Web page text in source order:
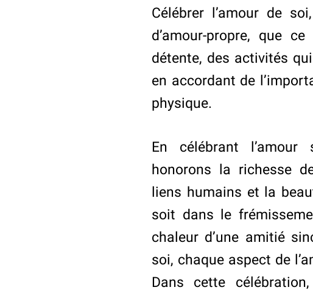
Célébrer l’amour de
d’amour-propre, que
détente, des activités
en accordant de
physique.
En célébrant
honorons la richesse
liens humains et la
soit dans le
chaleur d’une amitié
soi, chaque aspect de
Dans cette